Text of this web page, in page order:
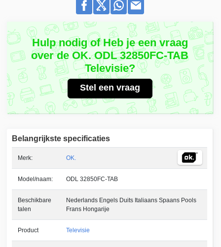
Hulp nodig of Heb je een vraag
over de OK. ODL 32850FC-TAB
Televisie?
Stel een vraag
Belangrijkste specificaties
Merk: OK.
Model/naam: ODL 32850FC-TAB
Beschikbare
talen
Nederlands Engels Duits Italiaans Spaans Pools
Frans Hongarije
Product Televisie